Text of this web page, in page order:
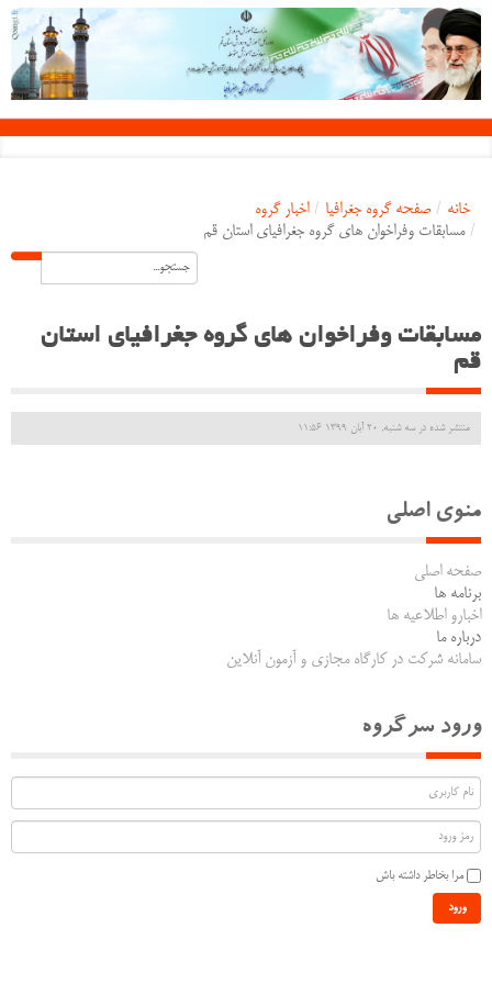
خانه / صفحه گروه جغرافیا / اخبار گروه
/ مسابقات وفراخوان های گروه جغرافیای استان قم
مسابقات وفراخوان های گروه جغرافیای استان
قم
منتشر شده در سه شنبه, 20 آبان 1399 11:56
منوی اصلی
صفحه اصلی
برنامه ها
اخبارو اطلاعیه ها
درباره ما
سامانه شرکت در کارگاه مجازی و آزمون آنلاین
ورود سرگروه
مرا بخاطر داشته باش
ورود